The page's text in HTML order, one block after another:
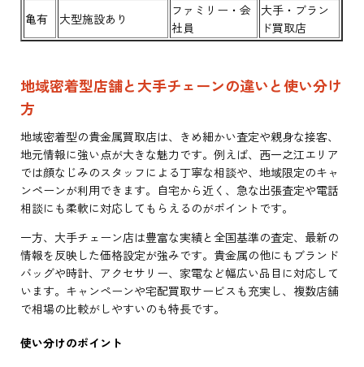
亀有 大型施設あり
ファミリー・会
社員
大手・ブラン
ド買取店
地域密着型店舗と大手チェーンの違いと使い分け
方
地域密着型の貴金属買取店は、きめ細かい査定や親身な接客、
地元情報に強い点が大きな魅力です。例えば、西一之江エリア
では顔なじみのスタッフによる丁寧な相談や、地域限定のキャ
ンペーンが利用できます。自宅から近く、急な出張査定や電話
相談にも柔軟に対応してもらえるのがポイントです。
一方、大手チェーン店は豊富な実績と全国基準の査定、最新の
情報を反映した価格設定が強みです。貴金属の他にもブランド
バッグや時計、アクセサリー、家電など幅広い品目に対応して
います。キャンペーンや宅配買取サービスも充実し、複数店舗
で相場の比較がしやすいのも特長です。
使い分けのポイント